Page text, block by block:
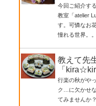
今回ご紹介す
教室「atelier
す。可憐なお
憧れる世界。
教えて先
「
行楽の秋がや
ク…に欠かせ
てみませんか